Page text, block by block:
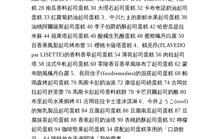
糕 28 南瓜香料起司蛋糕 30 大理石起司蛋糕 32 卡布奇諾奶油起司
蛋糕 33 紅蘿蔔奶油起司蛋糕 3、中川たま的新鮮水果起司蛋糕 38
油桃阿爾薩斯起司蛋糕 40 李子伯爵奶酥起司蛋糕 42 哈密瓜提拉
米蘇 44 蘋果塔起司蛋糕 46 酸橘生乳酪蛋糕 48 蜜柑楓丹白露 50
百香果鳳梨起司烤布蕾 51 櫻桃卡薩塔蛋糕 4、鶴見昂(FLAVEDO
par LISETTE)的香料香草起司蛋糕 54 薄荷起司蛋糕 56 肉桂起司
塔 58 法式牛軋起司蛋糕 60 零陵香豆香草風味布丁起司蛋糕 62 蒙
布朗風楓丹白露 5、長田佳子(foodremedies)的混搭起司蛋糕 68 帕
瑪森烤起司蛋糕 70 馬斯卡彭奶油派 72 康堤起司磅蛋糕 74 古岡佐
拉起司舒芙蕾 76 馬斯卡彭起司香料糕餅 78 卡芒貝爾起司奶酪 80
布里起司水果焗烤 81 古岡佐拉卡士達冰淇淋 6、今井ようこ(roof)
的無乳製品起司蛋糕 84 豆腐起司蛋糕 86 豆腐南瓜起司蛋糕 87 豆
腐抹茶起司蛋糕 88 香蕉起司奶油塔 90 杏桃奶酥起司蛋糕 92 檸檬
起司蛋糕 94 咖啡堅果起司蛋糕 34 搭配起司蛋糕享用的「口袋飲